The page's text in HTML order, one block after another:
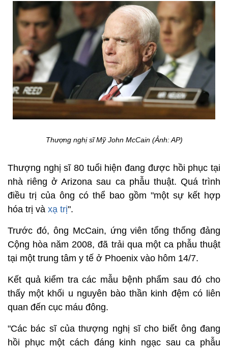
Thượng nghị sĩ Mỹ John McCain (Ảnh: AP)
Thượng nghị sĩ 80 tuổi hiện đang được hồi phục tại
nhà riêng ở Arizona sau ca phẫu thuật. Quá trình
điều trị của ông có thể bao gồm "một sự kết hợp
hóa trị và xạ trị".
Trước đó, ông McCain, ứng viên tổng thống đảng
Cộng hòa năm 2008, đã trải qua một ca phẫu thuật
tại một trung tâm y tế ở Phoenix vào hôm 14/7.
Kết quả kiểm tra các mẫu bệnh phẩm sau đó cho
thấy một khối u nguyên bào thần kinh đệm có liên
quan đến cục máu đông.
"Các bác sĩ của thượng nghị sĩ cho biết ông đang
hồi phục một cách đáng kinh ngạc sau ca phẫu